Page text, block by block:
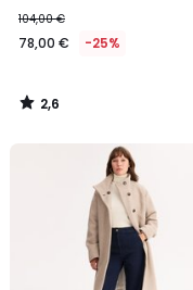
104,00 €
78,00 € -25%
2,6
/